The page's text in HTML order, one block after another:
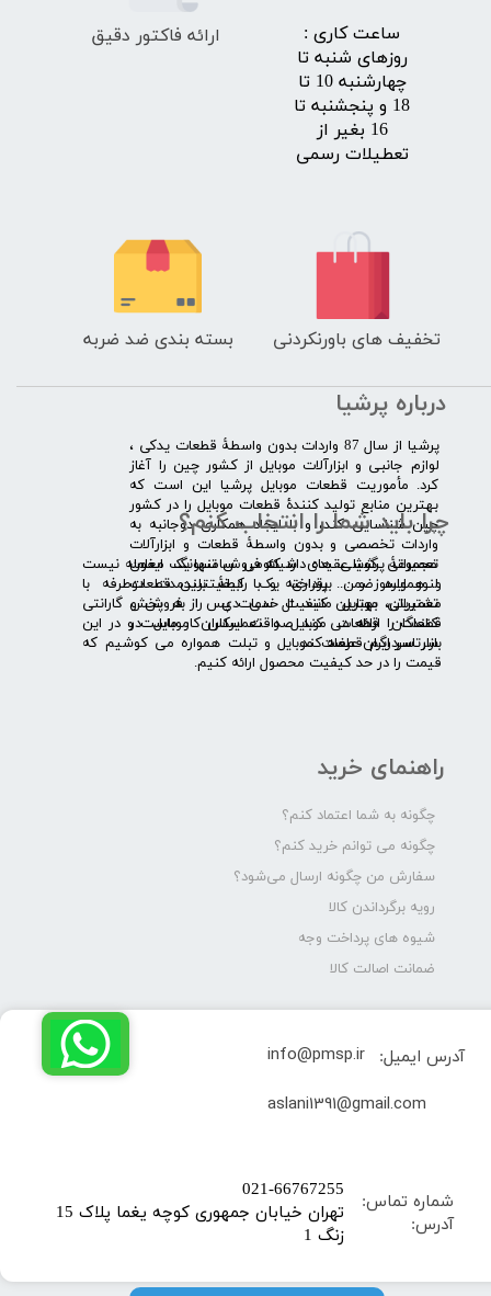
​ساعت کاری :
روزهای شنبه تا
چهارشنبه 10 تا
18 و پنجشنبه تا
16 بغیر از
تعطیلات رسمی
تخفیف های باورنکردنی بسته بندی ضد ضربه
ارائه فاکتور دقیق
درباره پرشیا
​پرشیا از سال 87 واردات بدون واسطۀ قطعات یدکی ،
لوازم جانبی و ابزارآلات موبایل از کشور چین را آغاز
کرد. مأموریت قطعات موبایل پرشیا این است که
بهترین منابع تولید کنندۀ قطعات موبایل را در کشور
چین شناسایی کند، و با ایجاد همکاری دوجانبه به
واردات تخصصی و بدون واسطۀ قطعات و ابزارآلات
تعمیراتی گوشی های شیائومی سامسونگ ایفون
لنوو ایسوز و .... پرداخته و با کیفیت­ترین قطعات
تعمیراتی موبایل مانند ال سی دی را به پخش
کنندگان قطعات موبایل و تعمیرکاران موبایل در
سرتاسر ایران عرضه کند.
راهنمای خرید
چگونه به شما اعتماد کنم؟
چگونه می توانم خرید کنم؟
سفارش من چگونه ارسال می‌شود؟
رویه برگرداندن کالا
شیوه های پرداخت وجه
ضمانت اصالت کالا
چرا باید شما را انتخاب کنم؟
​​ ​مجموعۀ پرشیا عقیده دارد که فروش تنها یک معامله نیست
و همواره ضمن برقراری یک رابطۀ بلندمدت دوطرفه با
مشتریان، بهترین کیفیت خدمات پس از فروش و گارانتی
قطعات را ارائه می­ کند. صداقت اساس کار ماست و در این
بازار سردرگم قطعات موبایل و تبلت همواره می کوشیم که
قیمت را در حد کیفیت محصول ارائه کنیم.
شماره تماس:
آدرس:
​021-66767255
تهران خیابان جمهوری کوچه یغما پلاک 15
زنگ 1
آدرس ایمیل:
info@pmsp.ir
​aslani1391@gmail.com